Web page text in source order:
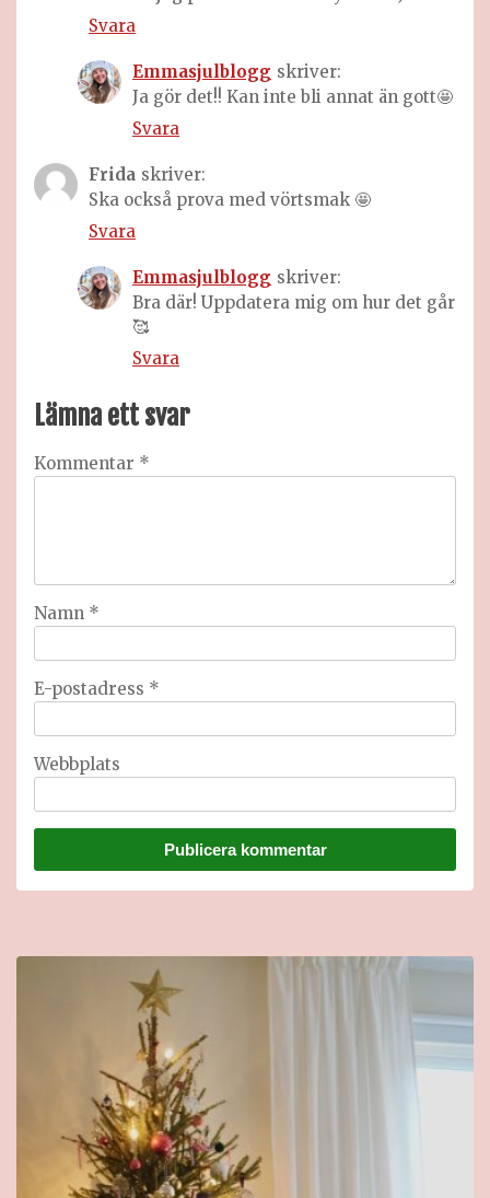
Svara
Emmasjulblogg skriver:
Ja gör det!! Kan inte bli annat än gott🤩
Svara
Frida skriver:
Ska också prova med vörtsmak 🤩
Svara
Emmasjulblogg skriver:
Bra där! Uppdatera mig om hur det går
🥰
Svara
Lämna ett svar
Kommentar *
Namn *
E-postadress *
Webbplats